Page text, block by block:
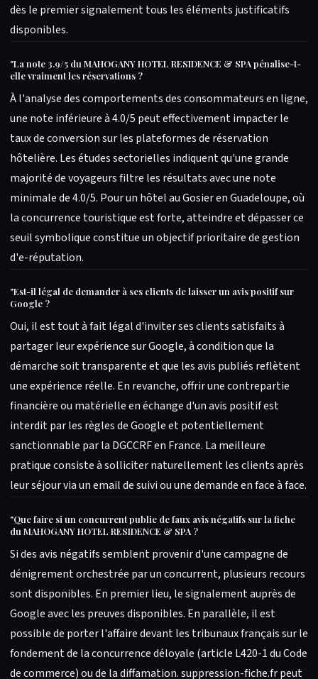
dès le premier signalement tous les éléments justificatifs
disponibles.
"La note 3.9/5 du MAHOGANY HOTEL RESIDENCE & SPA pénalise-t-
elle vraiment les réservations ?
À l'analyse des comportements des consommateurs en ligne,
une note inférieure à 4.0/5 peut effectivement impacter le
taux de conversion sur les plateformes de réservation
hôtelière. Les études sectorielles indiquent qu'une grande
majorité de voyageurs filtre les résultats avec une note
minimale de 4.0/5. Pour un hôtel au Gosier en Guadeloupe, où
la concurrence touristique est forte, atteindre et dépasser ce
seuil symbolique constitue un objectif prioritaire de gestion
d'e-réputation.
"Est-il légal de demander à ses clients de laisser un avis positif sur
Google ?
Oui, il est tout à fait légal d'inviter ses clients satisfaits à
partager leur expérience sur Google, à condition que la
démarche soit transparente et que les avis publiés reflètent
une expérience réelle. En revanche, offrir une contrepartie
financière ou matérielle en échange d'un avis positif est
interdit par les règles de Google et potentiellement
sanctionnable par la DGCCRF en France. La meilleure
pratique consiste à solliciter naturellement les clients après
leur séjour via un email de suivi ou une demande en face à face.
"Que faire si un concurrent publie de faux avis négatifs sur la fiche
du MAHOGANY HOTEL RESIDENCE & SPA ?
Si des avis négatifs semblent provenir d'une campagne de
dénigrement orchestrée par un concurrent, plusieurs recours
sont disponibles. En premier lieu, le signalement auprès de
Google avec les preuves disponibles. En parallèle, il est
possible de porter l'affaire devant les tribunaux français sur le
fondement de la concurrence déloyale (article L420-1 du Code
de commerce) ou de la diffamation. suppression-fiche.fr peut